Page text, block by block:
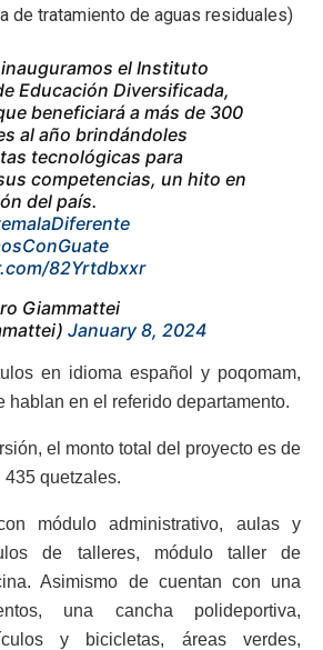
de tratamiento de aguas residuales)
el Instituto
Educación Diversificada,
beneficiará a más de 300
al año brindándoles
tecnológicas para
competencias, un hito en
del país.
82Yrtdbxxr
Giammattei
January 8, 2024
en idioma español y poqomam,
hablan en el referido departamento.
el monto total del proyecto es de
quetzales.
módulo administrativo, aulas y
de talleres, módulo taller de
Asimismo de cuentan con una
una cancha polideportiva,
y bicicletas, áreas verdes,